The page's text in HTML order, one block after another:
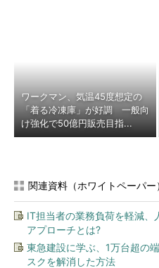
ワークマン、気温45度想定の
「着る冷凍庫」が好調 一般向
け強化で50億円販売目指...
関連資料（ホワイトペーパー
IT担当者の業務負荷を軽減、
アプローチとは?
東急建設に学ぶ、1万台超の
スクを解消した方法